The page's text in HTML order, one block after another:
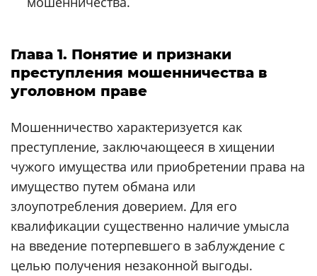
Глава 1. Понятие и признаки
преступления мошенничества в
уголовном праве
Мошенничество характеризуется как
преступление, заключающееся в хищении
чужого имущества или приобретении права на
имущество путем обмана или
злоупотребления доверием. Для его
квалификации существенно наличие умысла
на введение потерпевшего в заблуждение с
целью получения незаконной выгоды.